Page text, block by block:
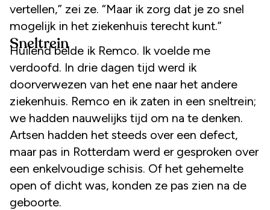
vertellen,” zei ze. “Maar ik zorg dat je zo snel
mogelijk in het ziekenhuis terecht kunt.”
Sneltrein
Huilend belde ik Remco. Ik voelde me
verdoofd. In drie dagen tijd werd ik
doorverwezen van het ene naar het andere
ziekenhuis. Remco en ik zaten in een sneltrein;
we hadden nauwelijks tijd om na te denken.
Artsen hadden het steeds over een defect,
maar pas in Rotterdam werd er gesproken over
een enkelvoudige schisis. Of het gehemelte
open of dicht was, konden ze pas zien na de
geboorte.